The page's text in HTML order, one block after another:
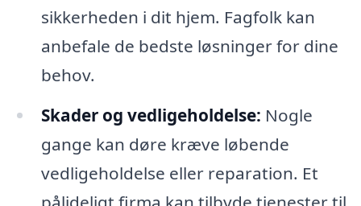
sikkerheden i dit hjem. Fagfolk kan
anbefale de bedste løsninger for dine
behov.
Skader og vedligeholdelse: Nogle
gange kan døre kræve løbende
vedligeholdelse eller reparation. Et